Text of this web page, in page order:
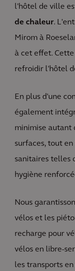
l'hôtel de ville
de chaleur.
Mirom à
à cet effet.
refroidir l'hôtel
En plus d'une
également
minimise autant
surfaces, tout
sanitaires telles
hygiène
Nous
vélos et les
recharge pour
vélos en libre-
les transports